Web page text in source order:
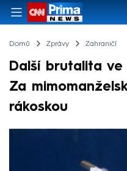
Domů Zprávy Zahraničí
Další brutalita
Za
rákoskou